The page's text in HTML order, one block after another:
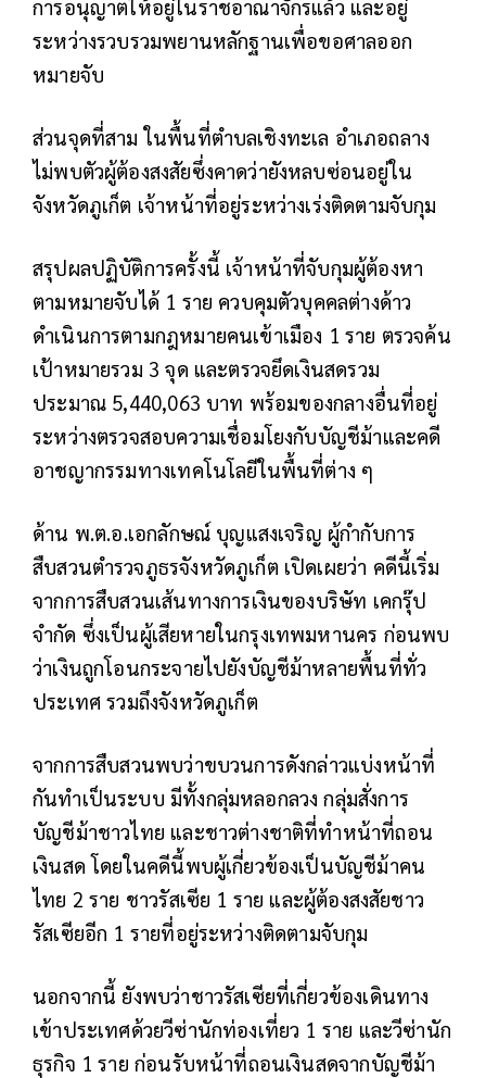
การอนุญาตให้อยู่ในราชอาณาจักรแล้ว และอยู่
ระหว่างรวบรวมพยานหลักฐานเพื่อขอศาลออก
หมายจับ
ส่วนจุดที่สาม ในพื้นที่ตำบลเชิงทะเล อำเภอถลาง
ไม่พบตัวผู้ต้องสงสัยซึ่งคาดว่ายังหลบซ่อนอยู่ใน
จังหวัดภูเก็ต เจ้าหน้าที่อยู่ระหว่างเร่งติดตามจับกุม
สรุปผลปฏิบัติการครั้งนี้ เจ้าหน้าที่จับกุมผู้ต้องหา
ตามหมายจับได้ 1 ราย ควบคุมตัวบุคคลต่างด้าว
ดำเนินการตามกฎหมายคนเข้าเมือง 1 ราย ตรวจค้น
เป้าหมายรวม 3 จุด และตรวจยึดเงินสดรวม
ประมาณ 5,440,063 บาท พร้อมของกลางอื่นที่อยู่
ระหว่างตรวจสอบความเชื่อมโยงกับบัญชีม้าและคดี
อาชญากรรมทางเทคโนโลยีในพื้นที่ต่าง ๆ
ด้าน พ.ต.อ.เอกลักษณ์ บุญแสงเจริญ ผู้กำกับการ
สืบสวนตำรวจภูธรจังหวัดภูเก็ต เปิดเผยว่า คดีนี้เริ่ม
จากการสืบสวนเส้นทางการเงินของบริษัท เคกรุ๊ป
จำกัด ซึ่งเป็นผู้เสียหายในกรุงเทพมหานคร ก่อนพบ
ว่าเงินถูกโอนกระจายไปยังบัญชีม้าหลายพื้นที่ทั่ว
ประเทศ รวมถึงจังหวัดภูเก็ต
จากการสืบสวนพบว่าขบวนการดังกล่าวแบ่งหน้าที่
กันทำเป็นระบบ มีทั้งกลุ่มหลอกลวง กลุ่มสั่งการ
บัญชีม้าชาวไทย และชาวต่างชาติที่ทำหน้าที่ถอน
เงินสด โดยในคดีนี้พบผู้เกี่ยวข้องเป็นบัญชีม้าคน
ไทย 2 ราย ชาวรัสเซีย 1 ราย และผู้ต้องสงสัยชาว
รัสเซียอีก 1 รายที่อยู่ระหว่างติดตามจับกุม
นอกจากนี้ ยังพบว่าชาวรัสเซียที่เกี่ยวข้องเดินทาง
เข้าประเทศด้วยวีซ่านักท่องเที่ยว 1 ราย และวีซ่านัก
ธุรกิจ 1 ราย ก่อนรับหน้าที่ถอนเงินสดจากบัญชีม้า